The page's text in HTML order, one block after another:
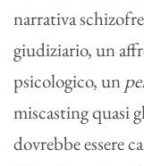
narrativa
giudiziario, un
psicologico, un
miscasting quasi
dovrebbe essere